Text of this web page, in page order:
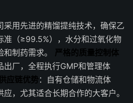
采用先进的精馏提纯技术，确保乙
准（≥99.5%），水分和过氧化物
制药需求。 严格的质量控制体
出厂，全程执行GMP和管理体
应链优势：自有仓储和物流体
，尤其适合长期合作的大客户。